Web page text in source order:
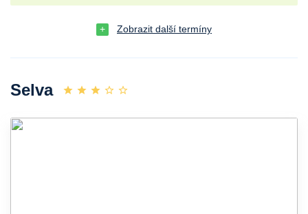
Zobrazit další termíny
Selva